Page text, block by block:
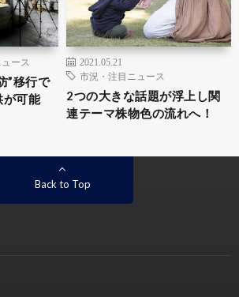
ース
”移行で
が可能
2021.05.21
市況・注目ニュース
2つの大きな話題が浮上し関
連テーマ株物色の流れへ！
Back to Top